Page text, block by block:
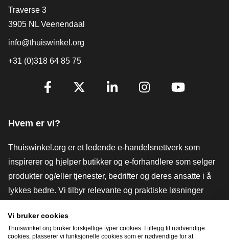
[_General:Contact]
Traverse 3
3905 NL Veenendaal
info@thuiswinkel.org
+31 (0)318 64 85 75
[_General:SocialMediaTitle]
Hvem er vi?
Thuiswinkel.org er et ledende e-handelsnettverk som
inspirerer og hjelper butikker og e-forhandlere som selger
produkter og/eller tjenester, bedrifter og deres ansatte i å
lykkes bedre. Vi tilbyr relevante og praktiske løsninger
verktøy og råd, advokatvirksomhet, markedsundersøkelser,
og har vår egen utdanningsplattform, Thuiswinkel e-
Vi bruker cookies
Thuiswinkel.org bruker forskjellige typer cookies. I tillegg til nødvendige
cookies, plasserer vi funksjonelle cookies som er nødvendige for at